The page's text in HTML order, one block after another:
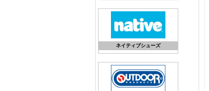
ネイティブシューズ